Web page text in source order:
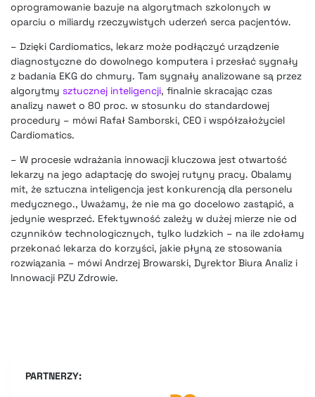
oprogramowanie bazuje na algorytmach szkolonych w
oparciu o miliardy rzeczywistych uderzeń serca pacjentów.
– Dzięki Cardiomatics, lekarz może podłączyć urządzenie
diagnostyczne do dowolnego komputera i przesłać sygnały
z badania EKG do chmury. Tam sygnały analizowane są przez
algorytmy sztucznej inteligencji, finalnie skracając czas
analizy nawet o 80 proc. w stosunku do standardowej
procedury – mówi Rafał Samborski, CEO i współzałożyciel
Cardiomatics.
– W procesie wdrażania innowacji kluczowa jest otwartość
lekarzy na jego adaptację do swojej rutyny pracy. Obalamy
mit, że sztuczna inteligencja jest konkurencją dla personelu
medycznego., Uważamy, że nie ma go docelowo zastąpić, a
jedynie wesprzeć. Efektywność zależy w dużej mierze nie od
czynników technologicznych, tylko ludzkich – na ile zdołamy
przekonać lekarza do korzyści, jakie płyną ze stosowania
rozwiązania – mówi Andrzej Browarski, Dyrektor Biura Analiz i
Innowacji PZU Zdrowie.
PARTNERZY: